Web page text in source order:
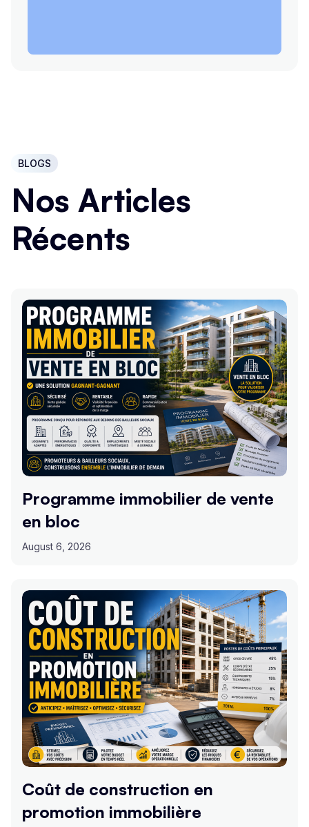
BLOGS
Nos Articles
Récents
Programme immobilier de vente
en bloc
August 6, 2026
Coût de construction en
promotion immobilière